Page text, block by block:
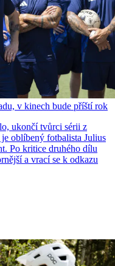
v kinech bude příští rok
ukončí tvůrci sérii z
oblíbený fotbalista Julius
Po kritice druhého dílu
a vrací se k odkazu